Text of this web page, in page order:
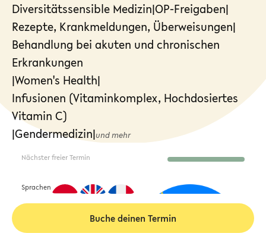
Diversitätssensible Medizin|OP-Freigaben|
Rezepte, Krankmeldungen, Überweisungen|
Behandlung bei akuten und chronischen
Erkrankungen
|Women's Health|
Infusionen (Vitaminkomplex, Hochdosiertes
Vitamin C)
|Gendermedizin|und mehr
Nächster freier Termin
Sprachen
Buche deinen Termin